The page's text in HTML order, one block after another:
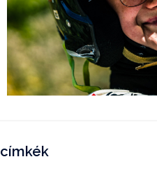
címkék